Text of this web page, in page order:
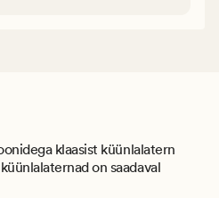
klaasist küünlalatern
on saadaval